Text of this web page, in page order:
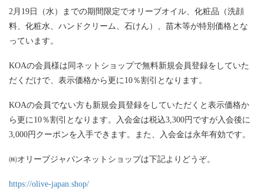
2月19日（水）までの期間限定でオリーブオイル、化粧品（洗顔
料、化粧水、ハンドクリーム、石けん）、苗木等が特別価格とな
っています。
KOAの会員様は同ネットショップで無料新規会員登録をしていた
だくだけで、表示価格から更に10％割引となります。
KOAの会員でない方も新規会員登録をしていただくと表示価格か
ら更に10％割引となります。入会金は税込3,300円ですが入会後に
3,000円クーポンを入手できます。また、入会金は永年有効です。
㈱オリーブジャパンネットショップは下記よりどうぞ。
https://olive-japan.shop/